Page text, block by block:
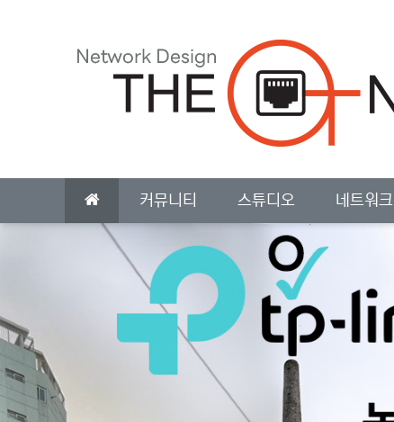
커뮤니티 스튜디오 네트워크